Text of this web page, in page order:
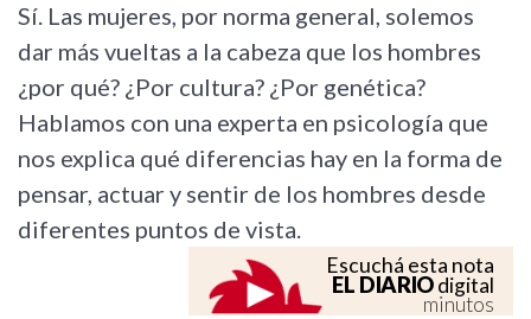
Sí. Las mujeres, por norma general, solemos
dar más vueltas a la cabeza que los hombres
¿por qué? ¿Por cultura? ¿Por genética?
Hablamos con una experta en psicología que
nos explica qué diferencias hay en la forma de
pensar, actuar y sentir de los hombres desde
diferentes puntos de vista.
Escuchá esta nota
EL DIARIOdigital
minutos